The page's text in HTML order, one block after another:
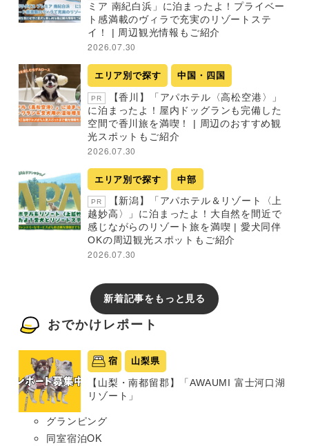
ミア 南紀白浜」に泊まったよ！プライベー
ト感満載のヴィラで充実のリゾートステ
イ！ | 周辺観光情報もご紹介
2026.07.30
エリア別で探す 中国・四国
PR
【香川】「アパホテル〈高松空港〉」
に泊まったよ！屋内ドッグランも完備した
空間で香川旅を満喫！ | 周辺のおすすめ観
光スポットもご紹介
2026.07.30
エリア別で探す 中部
PR
【新潟】「アパホテル＆リゾート〈上
越妙高〉」に泊まったよ！大自然を間近で
感じながらのリゾート旅を満喫 | 愛犬同伴
OKの周辺観光スポットもご紹介
2026.07.30
新着記事をもっと見る
おでかけレポート
宿 山梨県
【山梨・南都留郡】「AWAUMI 富士河口湖
リゾート」
グランピング
同室宿泊OK